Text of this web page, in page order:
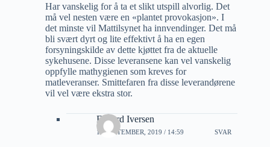
Har vanskelig for å ta et slikt utspill alvorlig. Det
må vel nesten være en «plantet provokasjon». I
det minste vil Mattilsynet ha innvendinger. Det må
bli svært dyrt og lite effektivt å ha en egen
forsyningskilde av dette kjøttet fra de aktuelle
sykehusene. Disse leveransene kan vel vanskelig
oppfylle mathygienen som kreves for
matleveranser. Smittefaren fra disse leverandørene
vil vel være ekstra stor.
Edvard Iversen
10 SEPTEMBER, 2019 / 14:59 SVAR